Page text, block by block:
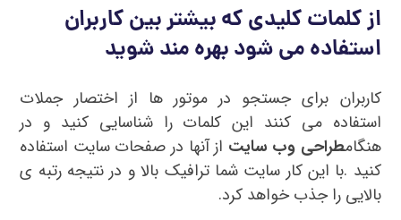
از کلمات کلیدی که بیشتر بین کاربران
استفاده می شود بهره مند شوید
کاربران برای جستجو در موتور ها از اختصار جملات
استفاده می کنند این کلمات را شناسایی کنید و در
هنگامطراحی وب سایت از آنها در صفحات سایت استفاده
کنید .با این کار سایت شما ترافیک بالا و در نتیجه رتبه ی
بالایی را جذب خواهد کرد.